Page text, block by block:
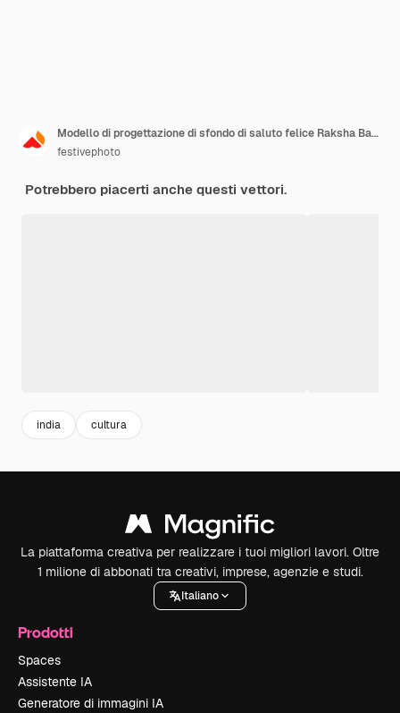
Modello di progettazione di sfondo di saluto felice Raksha Bandhan
festivephoto
Potrebbero piacerti anche questi vettori.
india cultura
La piattaforma creativa per realizzare i tuoi migliori lavori. Oltre
1 milione di abbonati tra creativi, imprese, agenzie e studi.
Italiano
Prodotti
Spaces
Assistente IA
Generatore di immagini IA